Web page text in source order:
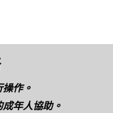
作。
年人協助。